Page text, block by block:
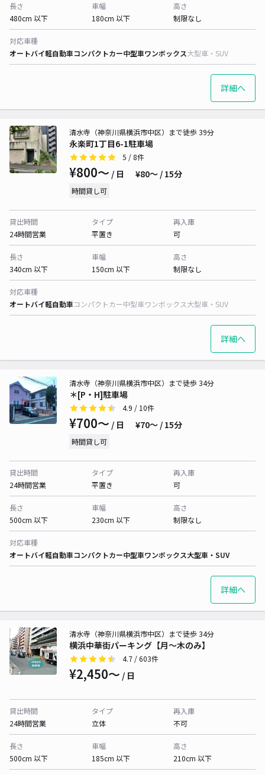
長さ
480cm 以下
車幅
180cm 以下
高さ
制限なし
対応車種
オートバイ軽自動車コンパクトカー中型車ワンボックス大型車・SUV
詳細へ
永楽町1丁目6-1駐車場
清水寺（神奈川県横浜市中区）まで徒歩 39分
5 / 8件
¥800〜 / 日 ¥80〜 / 15分
時間貸し可
貸出時間
24時間営業
タイプ
平置き
再入庫
可
長さ
340cm 以下
車幅
150cm 以下
高さ
制限なし
対応車種
オートバイ軽自動車コンパクトカー中型車ワンボックス大型車・SUV
詳細へ
＊[P・H]駐車場
清水寺（神奈川県横浜市中区）まで徒歩 34分
4.9 / 10件
¥700〜 / 日 ¥70〜 / 15分
時間貸し可
貸出時間
24時間営業
タイプ
平置き
再入庫
可
長さ
500cm 以下
車幅
230cm 以下
高さ
制限なし
対応車種
オートバイ軽自動車コンパクトカー中型車ワンボックス大型車・SUV
詳細へ
横浜中華街パーキング【月～木のみ】
清水寺（神奈川県横浜市中区）まで徒歩 34分
4.7 / 603件
¥2,450〜 / 日
貸出時間
24時間営業
タイプ
立体
再入庫
不可
長さ
500cm 以下
車幅
185cm 以下
高さ
210cm 以下